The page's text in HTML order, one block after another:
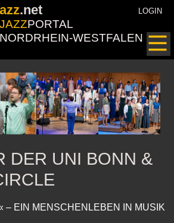
.net
JAZZPORTAL
WESTFALEN
LOGIN
DER UNI BONN &
– EIN MENSCHENLEBEN IN MUSIK